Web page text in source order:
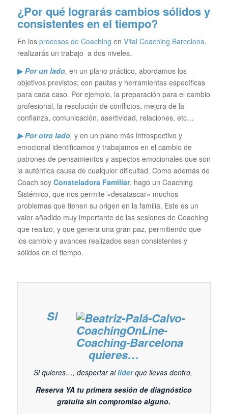
¿Por qué lograrás cambios sólidos y
consistentes en el tiempo?
En los procesos de Coaching en Vital Coaching Barcelona,
realizarás un trabajo a dos niveles.
▶Por un lado, en un plano práctico, abordamos los
objetivos previstos; con pautas y herramientas específicas
para cada caso. Por ejemplo, la preparación para el cambio
profesional, la resolución de conflictos, mejora de la
confianza, comunicación, asertividad, relaciones, etc…
▶ Por otro lado, y en un plano más introspectivo y
emocional identificamos y trabajamos en el cambio de
patrones de pensamientos y aspectos emocionales que son
la auténtica causa de cualquier dificultad. Como además de
Coach soy Consteladora Familiar, hago un Coaching
Sistémico, que nos permite «desatascar» muchos
problemas que tienen su origen en la familia. Este es un
valor añadido muy importante de las sesiones de Coaching
que realizo, y que genera una gran paz, permitiendo que
los cambio y avances realizados sean consistentes y
sólidos en el tiempo.
Si
quieres…
Si quieres…, despertar allíderque llevas dentro,
Reserva YA tu primera sesión de diagnóstico
gratuita sin compromiso alguno.